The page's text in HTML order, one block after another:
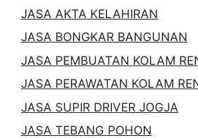
JASA AKTA KELAHIRAN
JASA BONGKAR BANGUNAN
JASA PEMBUATAN KOLAM
JASA PERAWATAN KOLAM
JASA SUPIR DRIVER JOGJA
JASA TEBANG POHON